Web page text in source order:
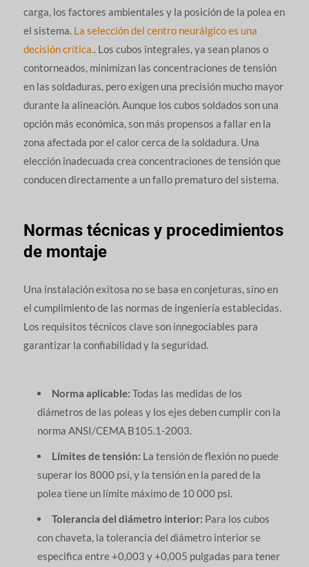
carga, los factores ambientales y la posición de la polea en
el sistema. La selección del centro neurálgico es una
decisión crítica.. Los cubos integrales, ya sean planos o
contorneados, minimizan las concentraciones de tensión
en las soldaduras, pero exigen una precisión mucho mayor
durante la alineación. Aunque los cubos soldados son una
opción más económica, son más propensos a fallar en la
zona afectada por el calor cerca de la soldadura. Una
elección inadecuada crea concentraciones de tensión que
conducen directamente a un fallo prematuro del sistema.
Normas técnicas y procedimientos
de montaje
Una instalación exitosa no se basa en conjeturas, sino en
el cumplimiento de las normas de ingeniería establecidas.
Los requisitos técnicos clave son innegociables para
garantizar la confiabilidad y la seguridad.
Norma aplicable: Todas las medidas de los
diámetros de las poleas y los ejes deben cumplir con la
norma ANSI/CEMA B105.1-2003.
Límites de tensión: La tensión de flexión no puede
superar los 8000 psi, y la tensión en la pared de la
polea tiene un límite máximo de 10 000 psi.
Tolerancia del diámetro interior: Para los cubos
con chaveta, la tolerancia del diámetro interior se
especifica entre +0,003 y +0,005 pulgadas para tener